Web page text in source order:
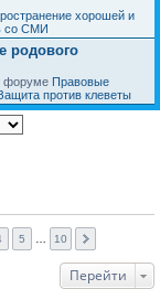
хорошей и
со СМИ
родового
форуме Правовые
против клеветы
5 10
Перейти